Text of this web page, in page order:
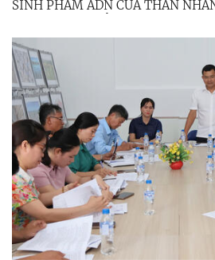
SINH PHẨM ADN CỦA THÂN